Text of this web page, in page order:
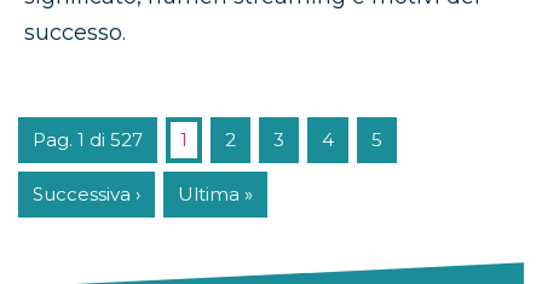
successo.
Pag. 1 di 527 1 2 3 4 5
Successiva › Ultima »